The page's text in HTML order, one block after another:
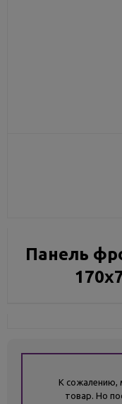
Панель
К сожалению,
товар. Но